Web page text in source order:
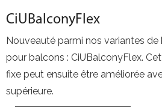
CiUBalconyFlex
Nouveauté parmi nos variantes de
pour balcons : CiUBalconyFlex.
fixe peut ensuite être améliorée
supérieure.